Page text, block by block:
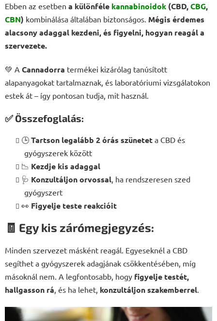
Ebben az esetben a különféle kannabinoidok (CBD,CBG,
CBN) kombinálása általában biztonságos. Mégis érdemes
alacsony adaggal kezdeni, és figyelni, hogyan reagál a
szervezete.
💚 A Cannadorra termékei kizárólag tanúsított
alapanyagokat tartalmaznak, és laboratóriumi vizsgálatokon
estek át – így pontosan tudja, mit használ.
✅ Összefoglalás:
🕒 Tartson legalább 2 órás szünetet a CBD és
gyógyszerek között
📉 Kezdje kis adaggal
🩺 Konzultáljon orvossal , ha rendszeresen szed
gyógyszert
👀 Figyelje teste reakcióit
🧾 Egy kis zárómegjegyzés:
Minden szervezet másként reagál. Egyeseknél a CBD
segíthet a gyógyszerek adagjának csökkentésében, míg
másoknál nem. A legfontosabb, hogy figyelje testét,
hallgasson rá, és ha lehet, konzultáljon szakemberrel.